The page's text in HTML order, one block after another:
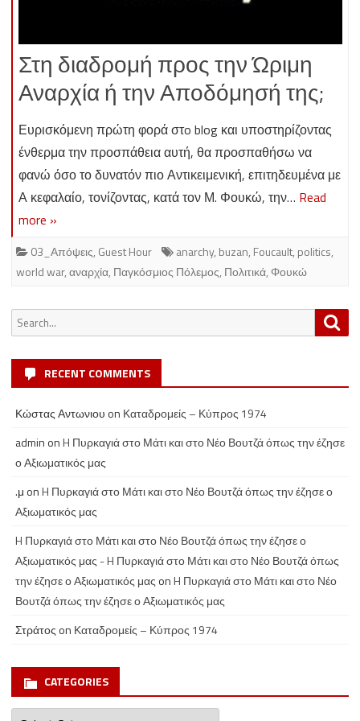
Στη διαδρομή προς την Ώριμη
Αναρχία ή την Αποδόμησή της;
Ευρισκόμενη πρώτη φορά στo blog και υποστηρίζοντας
ένθερμα την προσπάθεια αυτή, θα προσπαθήσω να
φανώ όσο το δυνατόν πιο Αντικειμενική, επιτηδευμένα με
Α κεφαλαίο, τονίζοντας, κατά τον Μ. Φουκώ, την… Read
more »
03_Απόψεις, Guest Hour anarchy, buzan, Foucault, politics,
world war,αναρχία, Παγκόσμιος Πόλεμος, Πολιτικά, Φουκώ
Search
for:
RECENT COMMENTS
Κώστας Αντωνιου on Καταδρομείς – Κύπρος 1974
admin onH Πυρκαγιά στο Μάτι και στο Νέο Βουτζά όπως την έζησε
ο Αξιωματικός μας
.μ onH Πυρκαγιά στο Μάτι και στο Νέο Βουτζά όπως την έζησε ο
Αξιωματικός μας
H Πυρκαγιά στο Μάτι και στο Νέο Βουτζά όπως την έζησε ο
Αξιωματικός μας - H Πυρκαγιά στο Μάτι και στο Νέο Βουτζά όπως
την έζησε ο Αξιωματικός μαςonH Πυρκαγιά στο Μάτι και στο Νέο
Βουτζά όπως την έζησε ο Αξιωματικός μας
Στράτοςon Καταδρομείς – Κύπρος 1974
CATEGORIES
Categories